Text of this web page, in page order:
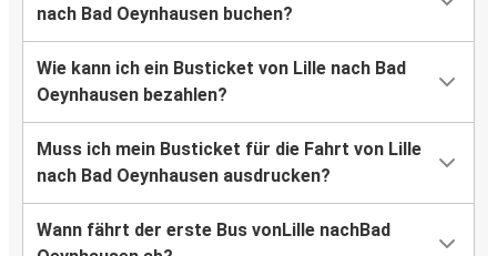
nach Bad Oeynhausen buchen?
Wie kann ich ein Busticket von Lille nach Bad
Oeynhausen bezahlen?
Muss ich mein Busticket für die Fahrt von Lille
nach Bad Oeynhausen ausdrucken?
Wann fährt der erste Bus vonLille nachBad